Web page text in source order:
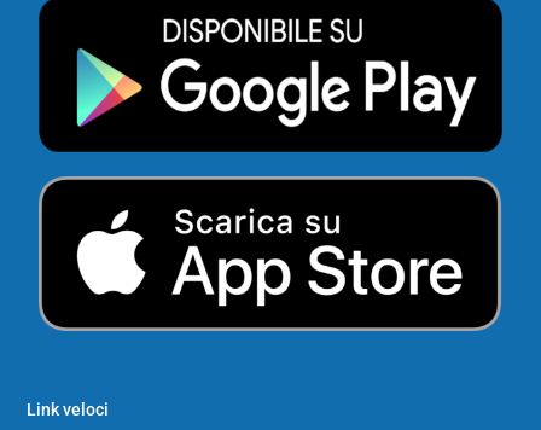
Link veloci